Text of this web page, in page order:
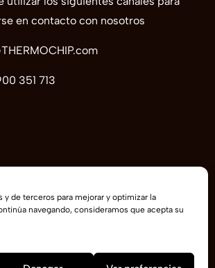
y de terceros para mejorar y optimizar la
navegando, consideramos que acepta su
en contacto con nosotros
351 713